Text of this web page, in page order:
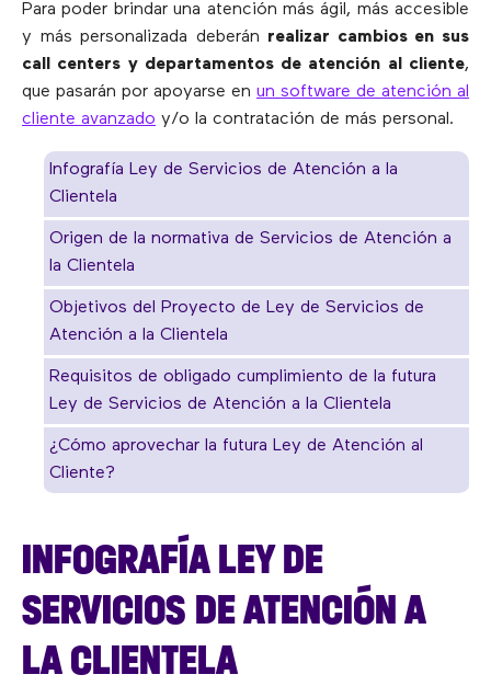
Para poder brindar una atención más ágil, más accesible
y más personalizada deberán realizar cambios en sus
call centers y departamentos de atención al cliente,
que pasarán por apoyarse en un software de atención al
cliente avanzado y/o la contratación de más personal.
Infografía Ley de Servicios de Atención a la
Clientela
Origen de la normativa de Servicios de Atención a
la Clientela
Objetivos del Proyecto de Ley de Servicios de
Atención a la Clientela
Requisitos de obligado cumplimiento de la futura
Ley de Servicios de Atención a la Clientela
¿Cómo aprovechar la futura Ley de Atención al
Cliente?
INFOGRAFÍA LEY DE
SERVICIOS DE ATENCIÓN A
LA CLIENTELA